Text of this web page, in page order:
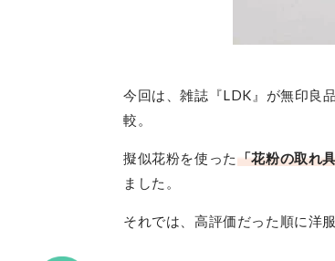
今回は、雑誌『LDK』が無印良
較。
擬似花粉を使った「花粉の取れ
ました。
それでは、高評価だった順に洋